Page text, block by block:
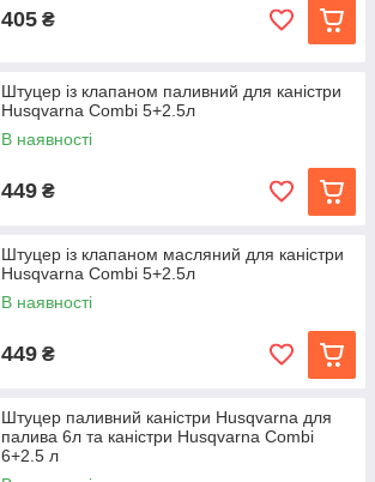
405 ₴
Штуцер із клапаном паливний для каністри
Husqvarna Combi 5+2.5л
В наявності
449 ₴
Штуцер із клапаном масляний для каністри
Husqvarna Combi 5+2.5л
В наявності
449 ₴
Штуцер паливний каністри Husqvarna для
палива 6л та каністри Husqvarna Combi
6+2.5 л